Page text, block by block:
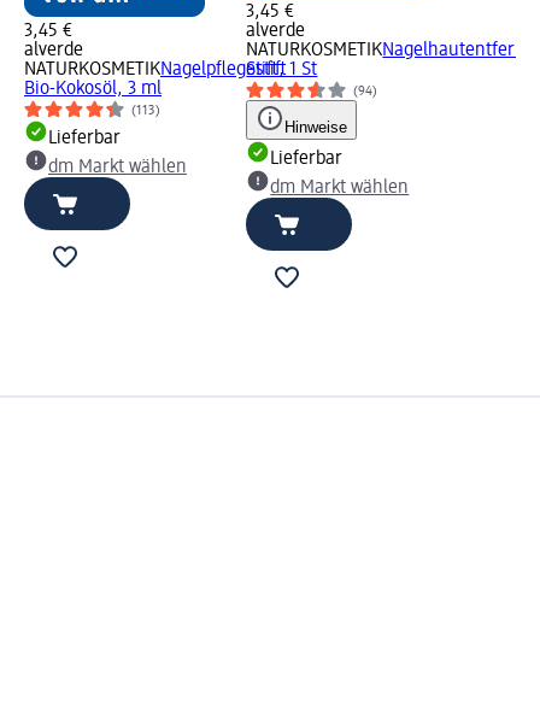
3,45 €
alverde
NATURKOSMETIKNagelpflegestift
Bio-Kokosöl, 3 ml
(113)
Lieferbar
dm Markt wählen
3,45 €
alverde
NATURKOSMETIK
Stift, 1 St
(94)
Hinweise
Lieferbar
dm Markt wählen